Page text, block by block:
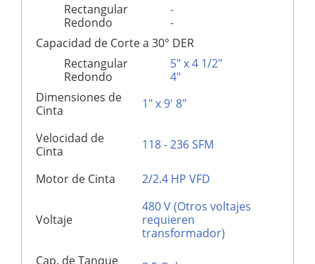
Rectangular
-
Redondo
-
Capacidad de Corte a 30° DER
Rectangular
5" x 4 1/2"
Redondo
4"
Dimensiones de
Cinta
1" x 9' 8"
Velocidad de
Cinta
118 - 236 SFM
Motor de Cinta 2/2.4 HP VFD
Voltaje
480 V (Otros voltajes
requieren
transformador)
Cap. de Tanque